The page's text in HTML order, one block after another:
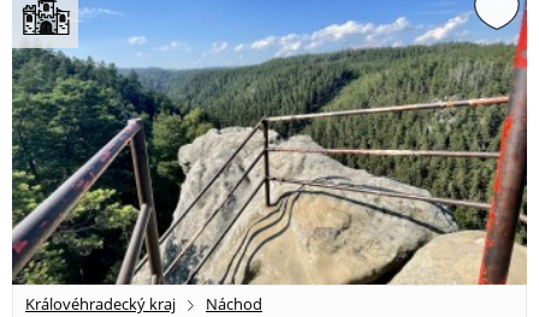
Královéhradecký kraj Náchod